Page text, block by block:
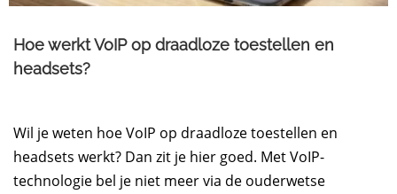
Hoe werkt VoIP op draadloze toestellen en
headsets?
Wil je weten hoe VoIP op draadloze toestellen en
headsets werkt? Dan zit je hier goed. Met VoIP-
technologie bel je niet meer via de ouderwetse